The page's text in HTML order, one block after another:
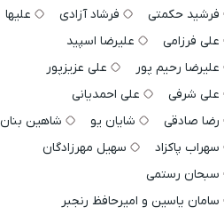
فرشید حکمتی
فرشاد آزادی
علیها
علی فرزامی
علیرضا اسپید
علیرضا رحیم پور
علی عزیزپور
علی شرفی
علی احمدیانی
رضا صادقی
شایان یو
شاهین بنان
سهراب پاکزاد
سهیل مهرزادگان
سبحان رستمی
سامان یاسین و امیرحافظ رنجبر